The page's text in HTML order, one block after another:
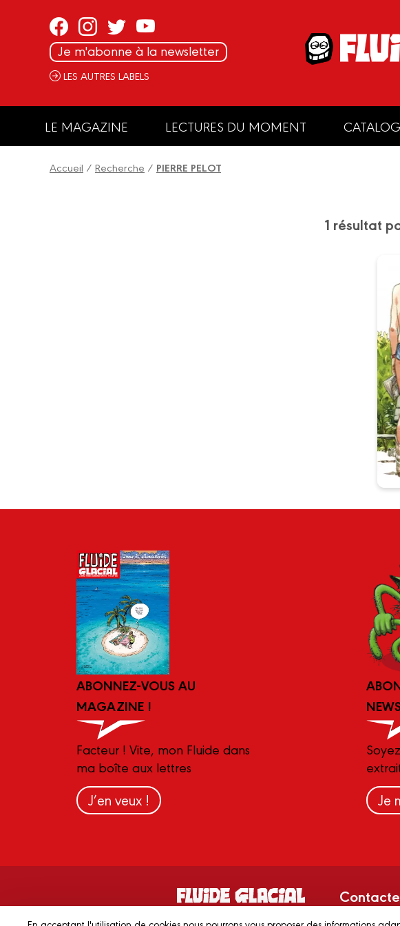
Je m'abonne à la newsletter
LES AUTRES LABELS
LE MAGAZINE LECTURES DU MOMENT
Accueil / Recherche / PIERRE PELOT
1 résultat
ABONNEZ-VOUS AU
MAGAZINE !
Facteur ! Vite, mon Fluide dans
ma boîte aux lettres
J’en veux ! Je